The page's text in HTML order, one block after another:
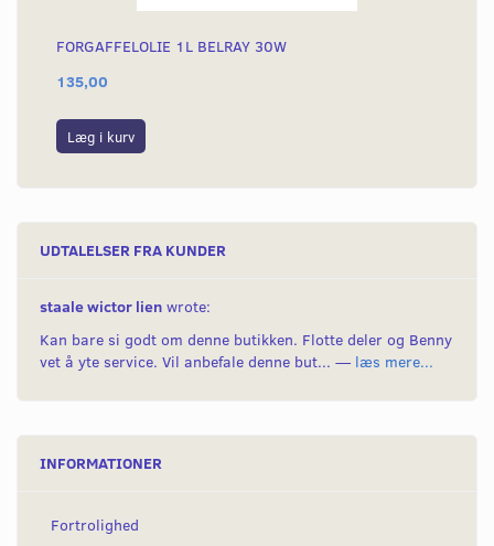
FORGAFFELOLIE 1L BELRAY 30W
135,00
Læg i kurv
UDTALELSER FRA KUNDER
staale wictor lien wrote:
Kan bare si godt om denne butikken. Flotte deler og Benny
vet å yte service. Vil anbefale denne but... — læs mere...
INFORMATIONER
Fortrolighed